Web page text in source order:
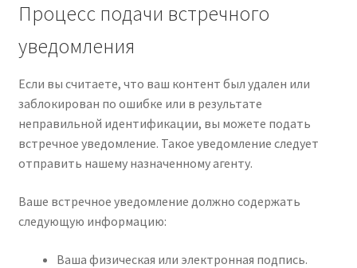
Процесс подачи встречного
уведомления
Если вы считаете, что ваш контент был удален или
заблокирован по ошибке или в результате
неправильной идентификации, вы можете подать
встречное уведомление. Такое уведомление следует
отправить нашему назначенному агенту.
Ваше встречное уведомление должно содержать
следующую информацию:
Ваша физическая или электронная подпись.